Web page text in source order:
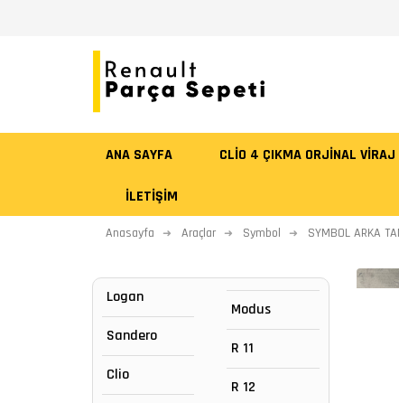
ANA SAYFA CLİO 4 ÇIKMA ORJİNAL
İLETIŞIM
Anasayfa Araçlar Symbol SYMBOL ARKA
Logan
Sandero
Clio
Modus
R 11
R 12